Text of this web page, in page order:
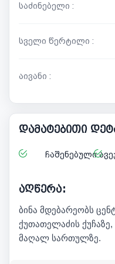
საძინებელი :
სველი წერტილი :
აივანი :
დამატებითი
ჩაშენებული
აღწერა:
ბინა მდებარეობს
ქუთათელაძის
მაღალ სართულზე.